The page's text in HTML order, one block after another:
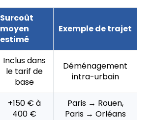
Surcoût
moyen
estimé
Exemple de trajet
Inclus dans
le tarif de
base
Déménagement
intra-urbain
+150 € à
400 €
Paris → Rouen,
Paris → Orléans